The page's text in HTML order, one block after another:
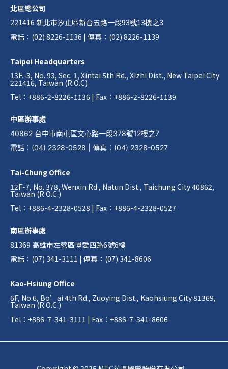
北區總公司
221416 新北市汐止區新台五路一段93號13樓之3
電話：(02) 8226-1136 | 傳真：(02) 8226-1139
Taipei Headquarters
13F.-3, No. 93, Sec. 1, Xintai 5th Rd., Xizhi Dist., New Taipei City
221416, Taiwan (R.O.C)
Tel：+886-2-8226-1136 | Fax：+886-2-8226-1139
中區辦事處
40862 台中市南屯區文心路一段378號12樓之7
電話 ： (04) 2328-0528 傳真 ： (04) 2328-0527
Tai-Chung Office
12F-7, No. 378, Wenxin Rd., Natun Dist., Taichung City 40862,
Taiwan (R.O.C.)
Tel：+886-4-2328-0528 | Fax：+886-4-2328-0527
南區辦事處
81369 高雄市左營區博愛四路6號6樓
電話：(07) 341-3111 | 傳真：(07) 341-8606
Kao-Hsiung Office
6F, No.6, Bo’ai 4th Rd., Zuoying Dist., Kaohsiung City 81369,
Taiwan (R.O.C.)
Tel：+886-7-341-3111 | Fax：+886-7-341-8606